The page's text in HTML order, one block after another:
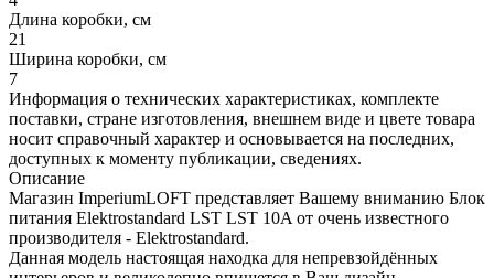
Длина коробки, см
21
Ширина коробки, см
7
Информация о технических характеристиках, комплекте
поставки, стране изготовления, внешнем виде и цвете товара
носит справочный характер и основывается на последних,
доступных к моменту публикации, сведениях.
Описание
Магазин ImperiumLOFT представляет Вашему вниманию Блок
питания Elektrostandard LST LST 10A от очень известного
производителя - Elektrostandard.
Данная модель настоящая находка для непревзойдённых